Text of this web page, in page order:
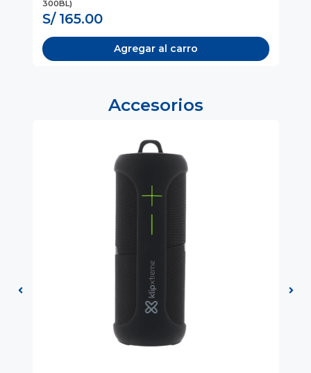
300BL)
S/ 165.00
Agregar al carro
Accesorios